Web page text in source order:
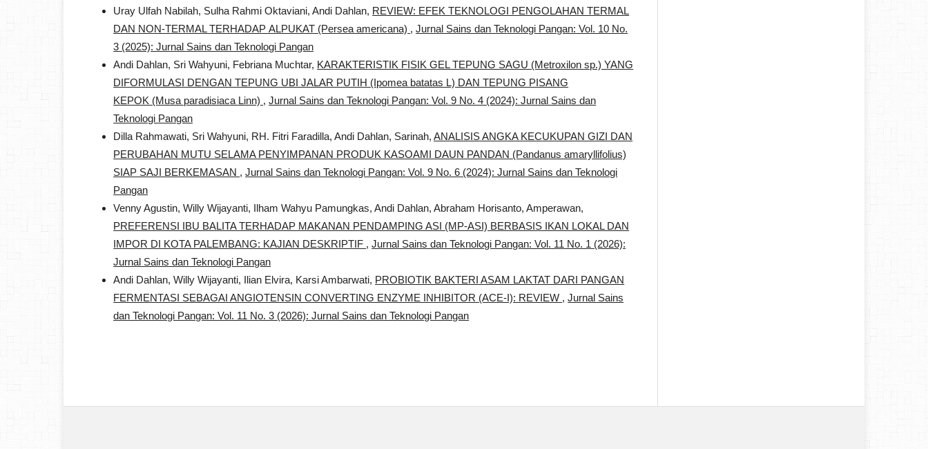
Uray Ulfah Nabilah, Sulha Rahmi Oktaviani, Andi Dahlan, REVIEW: EFEK TEKNOLOGI PENGOLAHAN TERMAL
DAN NON-TERMAL TERHADAP ALPUKAT (Persea americana) ,Jurnal Sains dan Teknologi Pangan: Vol. 10 No.
3 (2025): Jurnal Sains dan Teknologi Pangan
Andi Dahlan, Sri Wahyuni, Febriana Muchtar, KARAKTERISTIK FISIK GEL TEPUNG SAGU (Metroxilon sp.) YANG
DIFORMULASI DENGAN TEPUNG UBI JALAR PUTIH (Ipomea batatas L) DAN TEPUNG PISANG
KEPOK (Musa paradisiaca Linn) ,Jurnal Sains dan Teknologi Pangan: Vol. 9 No. 4 (2024): Jurnal Sains dan
Teknologi Pangan
Dilla Rahmawati, Sri Wahyuni, RH. Fitri Faradilla, Andi Dahlan, Sarinah,ANALISIS ANGKA KECUKUPAN GIZI DAN
PERUBAHAN MUTU SELAMA PENYIMPANAN PRODUK KASOAMI DAUN PANDAN (Pandanus amaryllifolius)
SIAP SAJI BERKEMASAN ,Jurnal Sains dan Teknologi Pangan: Vol. 9 No. 6 (2024): Jurnal Sains dan Teknologi
Pangan
Venny Agustin, Willy Wijayanti, Ilham Wahyu Pamungkas, Andi Dahlan, Abraham Horisanto, Amperawan,
PREFERENSI IBU BALITA TERHADAP MAKANAN PENDAMPING ASI (MP-ASI) BERBASIS IKAN LOKAL DAN
IMPOR DI KOTA PALEMBANG: KAJIAN DESKRIPTIF ,Jurnal Sains dan Teknologi Pangan: Vol. 11 No. 1 (2026):
Jurnal Sains dan Teknologi Pangan
Andi Dahlan, Willy Wijayanti, Ilian Elvira, Karsi Ambarwati, PROBIOTIK BAKTERI ASAM LAKTAT DARI PANGAN
FERMENTASI SEBAGAI ANGIOTENSIN CONVERTING ENZYME INHIBITOR (ACE-I): REVIEW ,Jurnal Sains
dan Teknologi Pangan: Vol. 11 No. 3 (2026): Jurnal Sains dan Teknologi Pangan